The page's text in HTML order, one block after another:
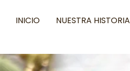
INICIO NUESTRA HISTORIA